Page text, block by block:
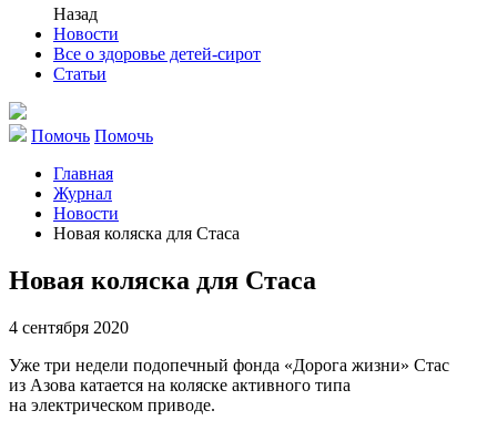
Назад
Новости
Все о здоровье детей-сирот
Статьи
Помочь Помочь
Главная
Журнал
Новости
Новая коляска для Стаса
Новая коляска для Стаса
4 сентября 2020
Уже три недели подопечный фонда «Дорога жизни» Стас
из Азова катается на коляске активного типа
на электрическом приводе.